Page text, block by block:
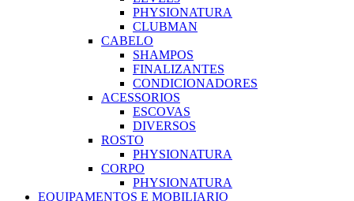
PHYSIONATURA
CLUBMAN
CABELO
SHAMPOS
FINALIZANTES
CONDICIONADORES
ACESSORIOS
ESCOVAS
DIVERSOS
ROSTO
PHYSIONATURA
CORPO
PHYSIONATURA
EQUIPAMENTOS E MOBILIARIO